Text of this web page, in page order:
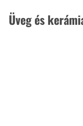
Üveg és